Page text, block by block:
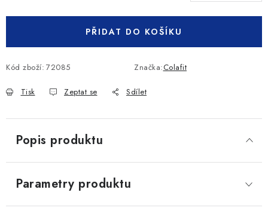
PŘIDAT DO KOŠÍKU
Kód zboží: 72085 Značka:Colafit
Tisk Zeptat se Sdílet
Popis produktu
Parametry produktu